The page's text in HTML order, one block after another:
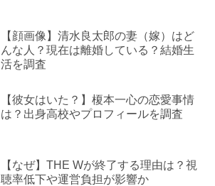
【顔画像】清水良太郎の妻（嫁）はど
んな人？現在は離婚している？結婚生
活を調査
【彼女はいた？】榎本一心の恋愛事情
は？出身高校やプロフィールを調査
【なぜ】THE Wが終了する理由は？視
聴率低下や運営負担が影響か